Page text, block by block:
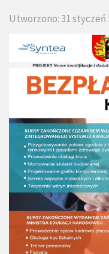
Utworzono: 31 styczeń